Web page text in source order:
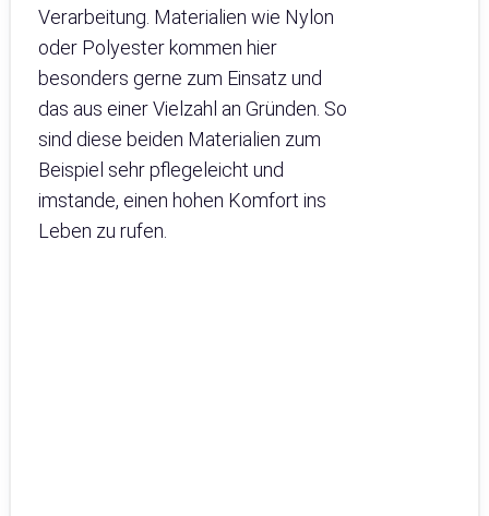
Verarbeitung. Materialien wie Nylon
oder Polyester kommen hier
besonders gerne zum Einsatz und
das aus einer Vielzahl an Gründen. So
sind diese beiden Materialien zum
Beispiel sehr pflegeleicht und
imstande, einen hohen Komfort ins
Leben zu rufen.